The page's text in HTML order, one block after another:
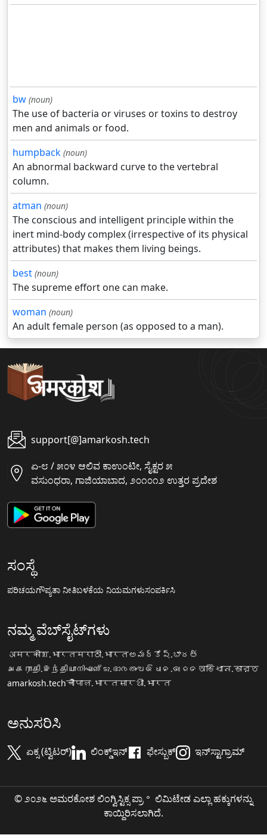
bw (noun)
The use of bacteria or viruses or toxins to destroy
men and animals or food.
humpback (noun)
An abnormal backward curve to the vertebral
column.
atman (noun)
The conscious and intelligent principle within the
inert mind-body complex (irrespective of its physical
attributes) that makes them living beings.
best (noun)
The supreme effort one can make.
woman (noun)
An adult female person (as opposed to a man).
support[@]amarkosh.tech
ಏ-೮ / ೫೦೪ ಆಲಿವ ಕಾಉಂಟೀ, ಸೈಕ್ಟರ ೫
ವಸುಂಧರಾ, ಗಾಜಿಯಾಬಾದ, ೨೦೧೦೧೨ ಉತ್ತರ ಪ್ರದೇಶ
ಸಂಸ್ಥೆ
ಪರಿಚಯಗೌಪ್ಯತಾ ನೀತಿಬಳಕೆಯ ನಿಯಮಗಳುಸಂಪರ್ಕಿಸಿ
ನಮ್ಮ ವೆಬ್‌ಸೈಟ್‌ಗಳು
अमरकोश.भारतमराठी.भारतఅమర్కోష్.భారత్
அகராதி.இந்தியாനിഘണ്ടു.ഭാരതംଅଭିଧାନ.ଭାରତ অভিধান.ভারত
amarkosh.techचौपाल.भारतसारथी.भारत
ಅನುಸರಿಸಿ
ಏಕ್ಸ (ಟ್ವಿಟರ್) ಲಿಂಕ್ಡ್‌ಇನ್ ಫೇಸ್ಬುಕ್ ಇನ್‌ಸ್ಟಾಗ್ರಾಮ್
© ೨೦೨೬ ಅಮರಕೋಶ ಲಿಂಗ್ವಿಸ್ಟಿಕ್ಸ ಪ್ರಾ॰ ಲಿಮಿಟೇಡ ಎಲ್ಲಾ ಹಕ್ಕುಗಳನ್ನು
ಕಾಯ್ದಿರಿಸಲಾಗಿದೆ.